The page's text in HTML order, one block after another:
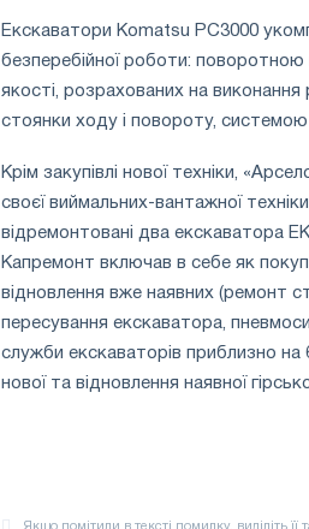
Екскаватори Komatsu PC3000
безперебійної роботи: поворотною
якості, розрахованих на
стоянки ходу і повороту, системою
Крім закупівлі нової техніки,
своєї виймальних-вантажної
відремонтовані два екскаватора
Капремонт включав в себе як
відновлення вже наявних (ремонт
пересування екскаватора,
служби екскаваторів приблизно на 6
нової та відновлення наявної